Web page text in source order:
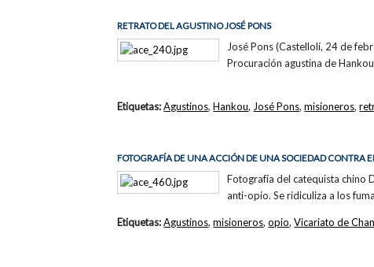
RETRATO DEL AGUSTINO JOSÉ PONS
José Pons (Castellolí, 24 de
Procuración agustina de
Etiquetas:Agustinos,Hankou, José Pons,misioneros,
FOTOGRAFÍA DE UNA ACCIÓN DE UNA SOCIEDAD CONTRA
Fotografía del catequista chino
anti-opio. Se ridiculiza a los
Etiquetas:Agustinos,misioneros,opio,Vicariato de